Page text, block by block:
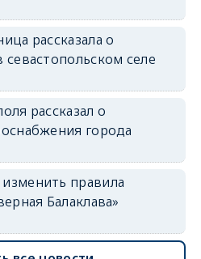
рассказала о
селе
рассказал о
города
правила
Балаклава»